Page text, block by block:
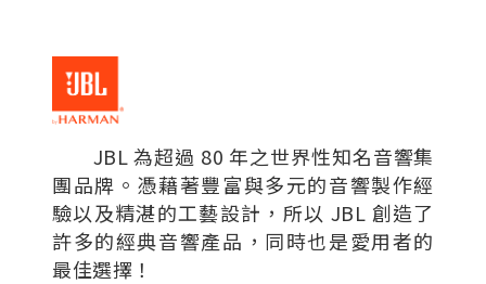
JBL 為超過 80 年之世界性知名音響集
團品牌。憑藉著豐富與多元的音響製作經
驗以及精湛的工藝設計，所以 JBL 創造了
許多的經典音響產品，同時也是愛用者的
最佳選擇！